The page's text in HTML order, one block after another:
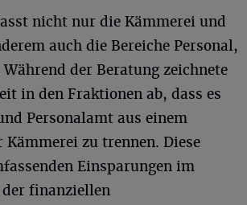
nicht nur die Kämmerei und
auch die Bereiche Personal,
der Beratung zeichnete
in den Fraktionen ab, dass es
Personalamt aus einem
zu trennen. Diese
Einsparungen im
der finanziellen